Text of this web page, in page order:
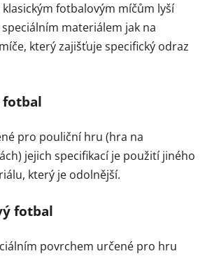
fotbalovým míčům lyší
materiálem jak na
který zajišťuje specifický odraz
fotbal
pro pouliční hru (hra na
jejich specifikací je použití jiného
který je odolnější.
fotbal
povrchem určené pro hru